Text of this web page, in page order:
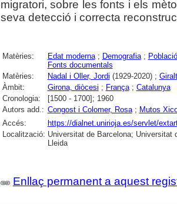
migratori, sobre les fonts i els
seva detecció i correcta
Matèries: Edat moderna; Demografia; Població
Fonts documentals
Matèries:
Nadal i Oller, Jordi (1929-2020) ;
Àmbit:
Girona, diòcesi ; França; Catalunya
Cronologia:
[1500 - 1700]; 1960
Autors add.: Congost i Colomer, Rosa; Mutos
Accés:
https://dialnet.unirioja.es/servlet/
Localització: Universitat de Barcelona; Universitat
Lleida
Enllaç permanent a aquest